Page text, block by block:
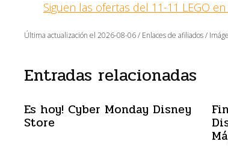
Siguen las ofertas del 11-11 LEGO en
Última actualización el 2026-08-06 / Enlaces de afiliados /
Entradas relacionadas
Es hoy! Cyber Monday Disney
Store